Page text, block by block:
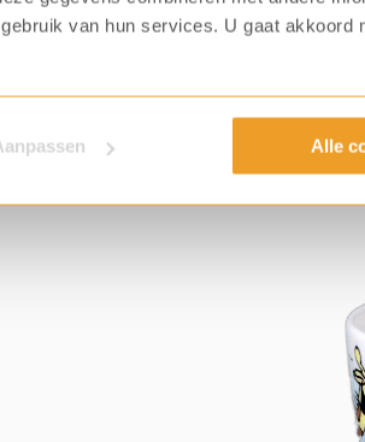
van hun services. U gaat akkoord
Alle